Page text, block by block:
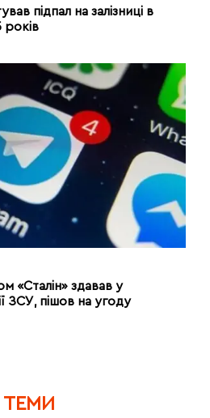
підпал на залізниці в
років
«Сталін» здавав у
ЗСУ, пішов на угоду
ТЕМИ